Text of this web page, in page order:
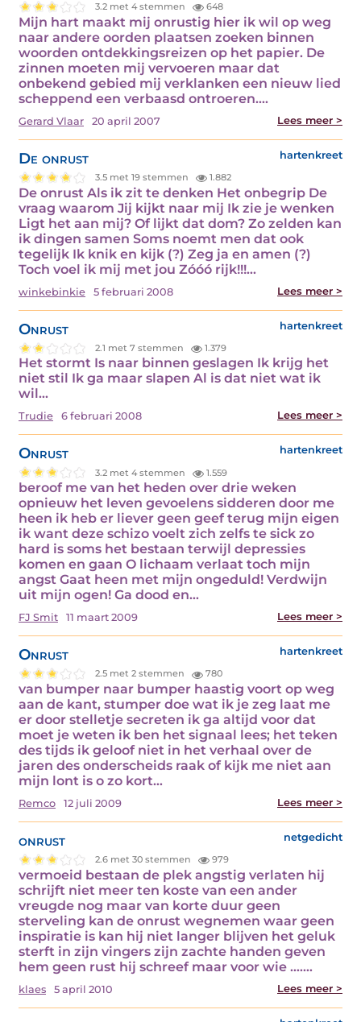
3.2 met 4 stemmen 648
Mijn hart maakt mij onrustig hier ik wil op weg
naar andere oorden plaatsen zoeken binnen
woorden ontdekkingsreizen op het papier. De
zinnen moeten mij vervoeren maar dat
onbekend gebied mij verklanken een nieuw lied
scheppend een verbaasd ontroeren.…
Gerard Vlaar 20 april 2007 Lees meer >
De onrust hartenkreet
3.5 met 19 stemmen 1.882
De onrust Als ik zit te denken Het onbegrip De
vraag waarom Jij kijkt naar mij Ik zie je wenken
Ligt het aan mij? Of lijkt dat dom? Zo zelden kan
ik dingen samen Soms noemt men dat ook
tegelijk Ik knik en kijk (?) Zeg ja en amen (?)
Toch voel ik mij met jou Zóóó rijk!!!…
winkebinkie 5 februari 2008 Lees meer >
Onrust hartenkreet
2.1 met 7 stemmen 1.379
Het stormt Is naar binnen geslagen Ik krijg het
niet stil Ik ga maar slapen Al is dat niet wat ik
wil…
Trudie 6 februari 2008 Lees meer >
Onrust hartenkreet
3.2 met 4 stemmen 1.559
beroof me van het heden over drie weken
opnieuw het leven gevoelens sidderen door me
heen ik heb er liever geen geef terug mijn eigen
ik want deze schizo voelt zich zelfs te sick zo
hard is soms het bestaan terwijl depressies
komen en gaan O lichaam verlaat toch mijn
angst Gaat heen met mijn ongeduld! Verdwijn
uit mijn ogen! Ga dood en…
FJ Smit 11 maart 2009 Lees meer >
Onrust hartenkreet
2.5 met 2 stemmen 780
van bumper naar bumper haastig voort op weg
aan de kant, stumper doe wat ik je zeg laat me
er door stelletje secreten ik ga altijd voor dat
moet je weten ik ben het signaal lees; het teken
des tijds ik geloof niet in het verhaal over de
jaren des onderscheids raak of kijk me niet aan
mijn lont is o zo kort…
Remco 12 juli 2009 Lees meer >
onrust netgedicht
2.6 met 30 stemmen 979
vermoeid bestaan de plek angstig verlaten hij
schrijft niet meer ten koste van een ander
vreugde nog maar van korte duur geen
sterveling kan de onrust wegnemen waar geen
inspiratie is kan hij niet langer blijven het geluk
sterft in zijn vingers zijn zachte handen geven
hem geen rust hij schreef maar voor wie ….…
klaes 5 april 2010 Lees meer >